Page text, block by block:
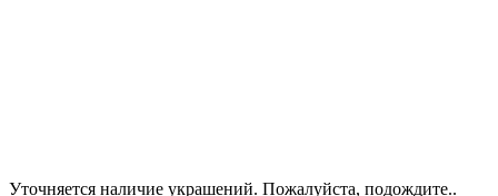
Уточняется наличие украшений. Пожалуйста, подождите..